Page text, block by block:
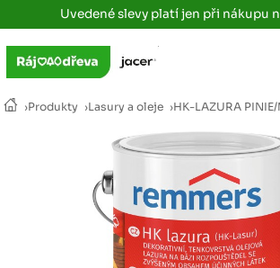
Uvedené slevy platí jen při nákupu
›Produkty ›Lasury a oleje ›HK-LAZURA